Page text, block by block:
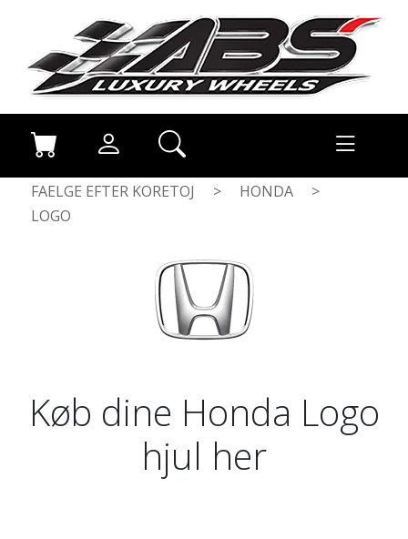
FAELGE EFTER KORETOJ > HONDA
>
LOGO
Køb dine Honda Logo
hjul her